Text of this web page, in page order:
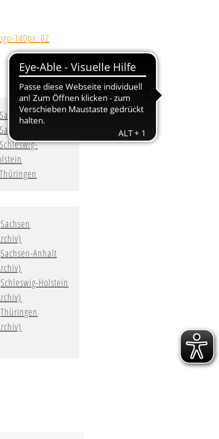
Sachsen
Sachsen-Anhalt
Schleswig-
Thüringen
Sachsen
Sachsen-Anhalt
Schleswig-Holstein
Thüringen